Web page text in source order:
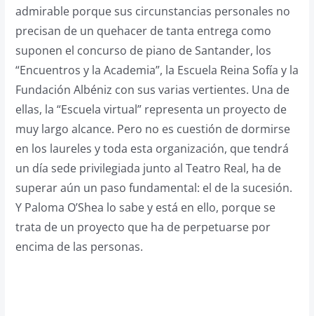
admirable porque sus circunstancias personales no
precisan de un quehacer de tanta entrega como
suponen el concurso de piano de Santander, los
“Encuentros y la Academia”, la Escuela Reina Sofía y la
Fundación Albéniz con sus varias vertientes. Una de
ellas, la “Escuela virtual” representa un proyecto de
muy largo alcance. Pero no es cuestión de dormirse
en los laureles y toda esta organización, que tendrá
un día sede privilegiada junto al Teatro Real, ha de
superar aún un paso fundamental: el de la sucesión.
Y Paloma O’Shea lo sabe y está en ello, porque se
trata de un proyecto que ha de perpetuarse por
encima de las personas.